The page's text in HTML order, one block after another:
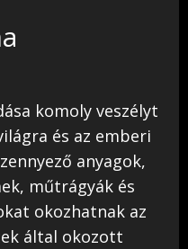
komoly veszélyt
és az emberi
anyagok,
műtrágyák és
okozhatnak az
által okozott